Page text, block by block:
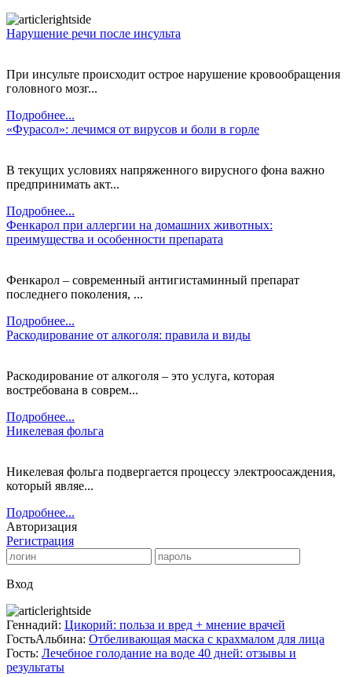
Нарушение речи после инсульта
При инсульте происходит острое нарушение кровообращения
головного мозг...
Подробнее...
«Фурасол»: лечимся от вирусов и боли в горле
В текущих условиях напряженного вирусного фона важно
предпринимать акт...
Подробнее...
Фенкарол при аллергии на домашних животных:
преимущества и особенности препарата
Фенкарол – современный антигистаминный препарат
последнего поколения, ...
Подробнее...
Раскодирование от алкоголя: правила и виды
Раскодирование от алкоголя – это услуга, которая
востребована в соврем...
Подробнее...
Никелевая фольга
Никелевая фольга подвергается процессу электроосаждения,
который являе...
Подробнее...
Авторизация
Регистрация
Вход
Геннадий: Цикорий: польза и вред + мнение врачей
ГостьАльбина: Отбеливающая маска с крахмалом для лица
Гость: Лечебное голодание на воде 40 дней: отзывы и
результаты